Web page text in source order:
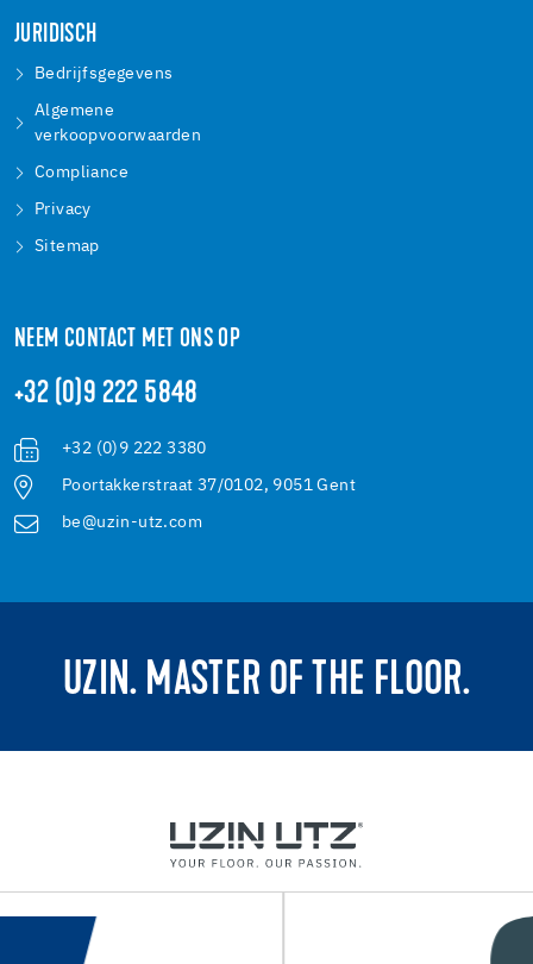
JURIDISCH
Bedrijfsgegevens
Algemene
verkoopvoorwaarden
Compliance
Privacy
Sitemap
NEEM CONTACT MET ONS OP
+32 (0)9 222 5848
+32 (0)9 222 3380
Poortakkerstraat 37/0102, 9051 Gent
be@uzin-utz.com
UZIN. MASTER OF THE FLOOR.